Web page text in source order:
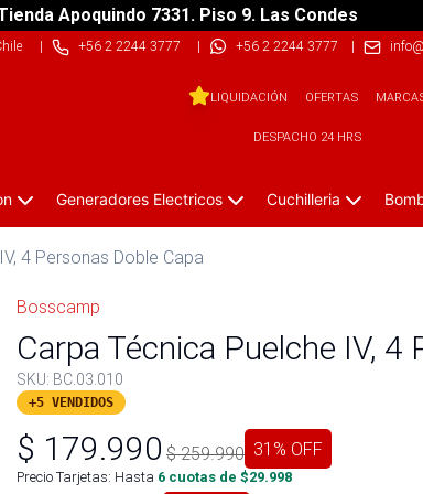
Apoquindo 7331. Piso 9. Las Condes
| +56 2 2244 3777 | +56 2 2244 3777 |
LIQUIDACIÓN OFERTAS
DESPACHO 24 HRS
Generadores Electricos Cuchilleria
4 Personas Doble Capa
Bosscamp
Carpa Técnica Puelche IV, 4
SKU: BC.03.010
+5 VENDIDOS
$ 179.990 $259.990 31 % OFF
Precio Tarjetas: Hasta 6 cuotas de $29.998